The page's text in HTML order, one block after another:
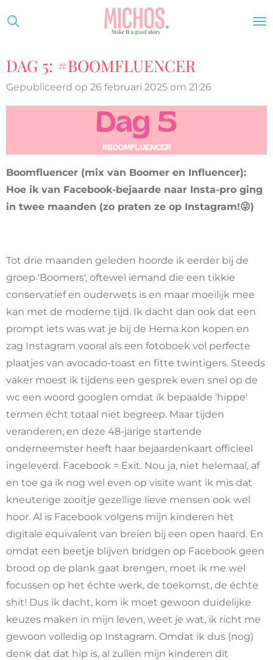
Ga
direct
de
hoofdinhoud
DAG 5: #BOOMFLUENCER
Gepubliceerd op 26 februari 2025 om 21:26
Boomfluencer (mix van Boomer en Influencer):
Hoe ik van Facebook-bejaarde naar Insta-pro ging
in twee maanden (zo praten ze op Instagram!😜)
Tot drie maanden geleden hoorde ik eerder bij de
groep 'Boomers', oftewel iemand die een tikkie
conservatief en ouderwets is en maar moeilijk mee
kan met de moderne tijd. Ik dacht dan ook dat een
prompt iets was wat je bij de Hema kon kopen en
zag Instagram vooral als een fotoboek vol perfecte
plaatjes van avocado-toast en fitte twintigers. Steeds
vaker moest ik tijdens een gesprek even snel op de
wc een woord googlen omdat ik bepaalde 'hippe'
termen écht totaal niet begreep. Maar tijden
veranderen, en deze 48-jarige startende
onderneemster heeft haar bejaardenkaart officieel
ingeleverd. Facebook = Exit. Nou ja, niet helemaal, af
en toe ga ik nog wel even op visite want ik mis dat
kneuterige zooitje gezellige lieve mensen ook wel
hoor. Al is Facebook volgens mijn kinderen het
digitale equivalent van breien bij een open haard. En
omdat een beetje blijven bridgen op Facebook geen
brood op de plank gaat brengen, moet ik me wel
focussen op het échte werk, de toekomst, de échte
shit! Dus ik dacht, kom ik moet gewoon duidelijke
keuzes maken in mijn leven, weet je wat, ik richt me
gewoon volledig op Instagram. Omdat ik dus (nog)
denk dat dat hip is, al zullen mijn kinderen dit